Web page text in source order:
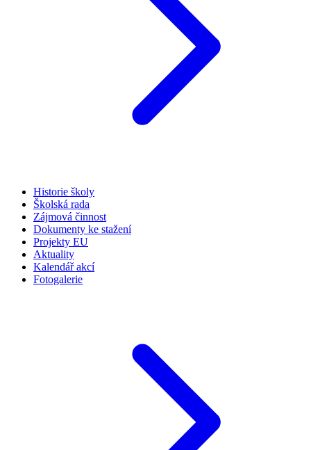
Historie školy
Školská rada
Zájmová činnost
Dokumenty ke stažení
Projekty EU
Aktuality
Kalendář akcí
Fotogalerie